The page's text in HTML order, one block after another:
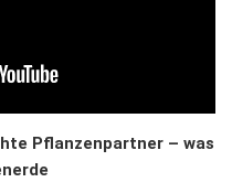
Pflanzenpartner – was